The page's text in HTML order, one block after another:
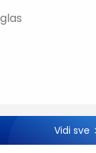
Vidi sve